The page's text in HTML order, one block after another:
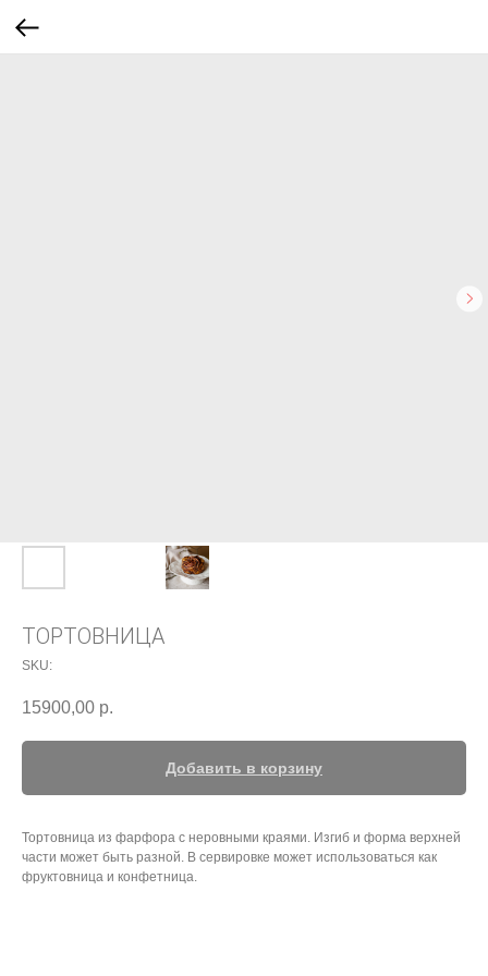
ТОРТОВНИЦА
SKU:
15900,00 р.
Добавить в корзину
Тортовница из фарфора с неровными краями. Изгиб и форма верхней
части может быть разной. В сервировке может использоваться как
фруктовница и конфетница.